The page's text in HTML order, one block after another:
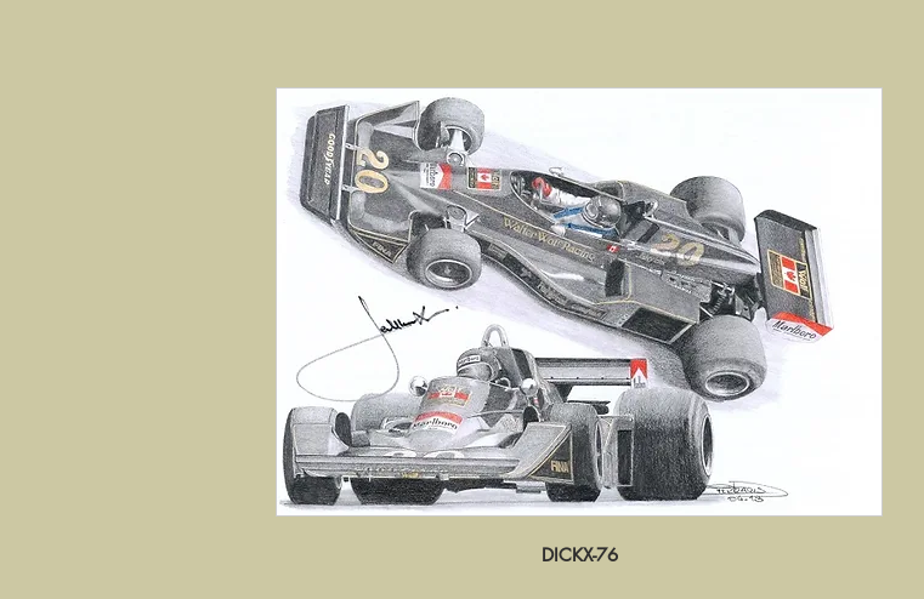
DICKX-76